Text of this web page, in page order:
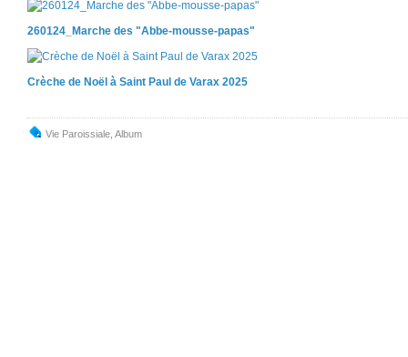
260124_Marche des "Abbe-mousse-papas"
Crèche de Noël à Saint Paul de Varax 2025
Vie Paroissiale Album